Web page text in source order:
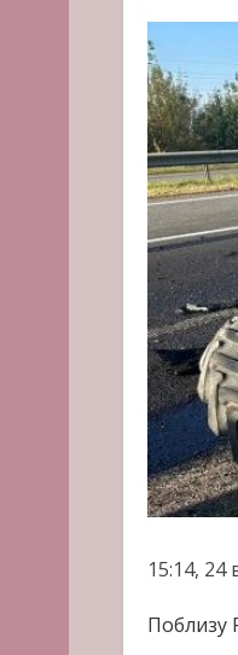
15:14, 24
Поблизу